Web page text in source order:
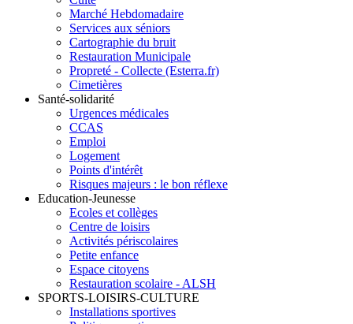
Marché Hebdomadaire
Services aux séniors
Cartographie du bruit
Restauration Municipale
Propreté - Collecte (Esterra.fr)
Cimetières
Santé-solidarité
Urgences médicales
CCAS
Emploi
Logement
Points d'intérêt
Risques majeurs : le bon réflexe
Education-Jeunesse
Ecoles et collèges
Centre de loisirs
Activités périscolaires
Petite enfance
Espace citoyens
Restauration scolaire - ALSH
SPORTS-LOISIRS-CULTURE
Installations sportives